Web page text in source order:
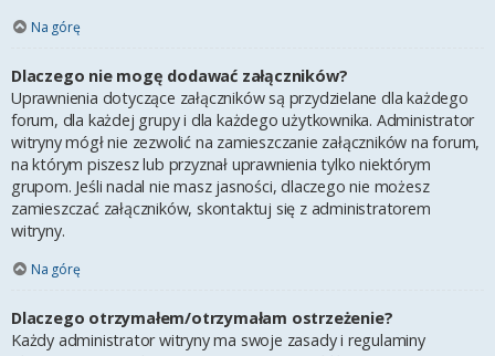
Na górę
Dlaczego nie mogę dodawać załączników?
Uprawnienia dotyczące załączników są przydzielane dla każdego
forum, dla każdej grupy i dla każdego użytkownika. Administrator
witryny mógł nie zezwolić na zamieszczanie załączników na forum,
na którym piszesz lub przyznał uprawnienia tylko niektórym
grupom. Jeśli nadal nie masz jasności, dlaczego nie możesz
zamieszczać załączników, skontaktuj się z administratorem
witryny.
Na górę
Dlaczego otrzymałem/otrzymałam ostrzeżenie?
Każdy administrator witryny ma swoje zasady i regulaminy